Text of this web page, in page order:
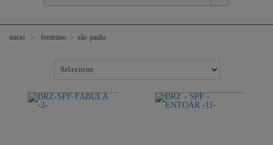
inicio feminino são paulo